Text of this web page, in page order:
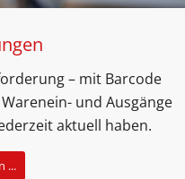
– mit Barcode
und Ausgänge
aktuell haben.
...